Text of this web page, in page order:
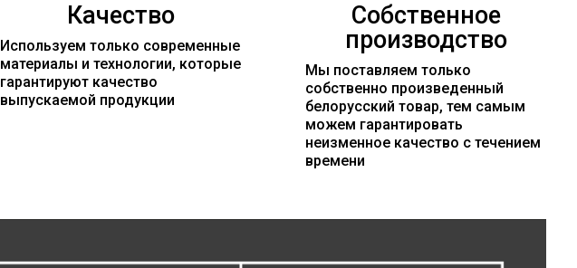
Качество
Используем только современные
материалы и технологии, которые
гарантируют качество
выпускаемой продукции
Собственное
производство
Мы поставляем только
собственно произведенный
белорусский товар, тем самым
можем гарантировать
неизменное качество с течением
времени